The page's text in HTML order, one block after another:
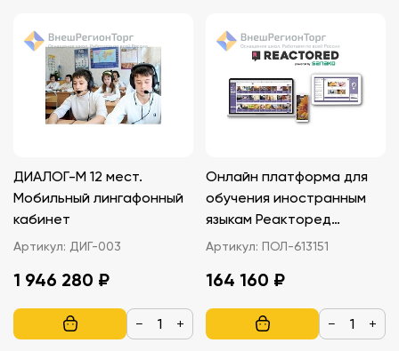
ДИАЛОГ-М 12 мест.
Мобильный лингафонный
кабинет
Артикул: ДИГ-003
1 946 280 ₽
− +
Онлайн платформа для
обучения иностранным
языкам Реакторед
Reactored
Артикул: ПОЛ-613151
164 160 ₽
− +